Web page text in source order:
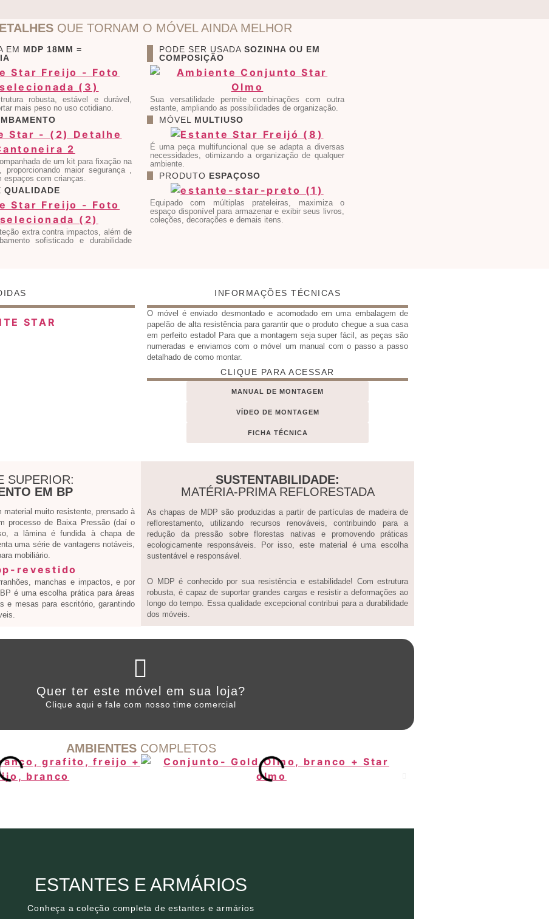
QUE TORNAM O MÓVEL AINDA MELHOR
EM MDP 18MM =
robusta, estável e durável,
mais peso no uso cotidiano.
de um kit para fixação na
proporcionando maior segurança ,
espaços com crianças.
QUALIDADE
extra contra impactos, além de
sofisticado e durabilidade
PODE SER USADA SOZINHA OU EM
COMPOSIÇÃO
Sua versatilidade permite combinações com outra
estante, ampliando as possibilidades de organização.
MÓVEL MULTIUSO
É uma peça multifuncional que se adapta a diversas
necessidades, otimizando a organização de qualquer
ambiente.
PRODUTO ESPAÇOSO
Equipado com múltiplas prateleiras, maximiza o
espaço disponível para armazenar e exibir seus livros,
coleções, decorações e demais itens.
INFORMAÇÕES TÉCNICAS
O móvel é enviado desmontado e acomodado em uma embalagem de
papelão de alta resistência para garantir que o produto chegue a sua casa
em perfeito estado! Para que a montagem seja super fácil, as peças são
numeradas e enviamos com o móvel um manual com o passo a passo
detalhado de como montar.
CLIQUE PARA ACESSAR
MANUAL DE MONTAGEM
VÍDEO DE MONTAGEM
FICHA TÉCNICA
SUPERIOR:
EM BP
muito resistente, prensado à
processo de Baixa Pressão (daí o
a lâmina é fundida à chapa de
uma série de vantagens notáveis,
mobiliário.
manchas e impactos, e por
é uma escolha prática para áreas
e mesas para escritório, garantindo
SUSTENTABILIDADE:
MATÉRIA-PRIMA REFLORESTADA
As chapas de MDP são produzidas a partir de partículas de madeira de
reflorestamento, utilizando recursos renováveis, contribuindo para a
redução da pressão sobre florestas nativas e promovendo práticas
ecologicamente responsáveis. Por isso, este material é uma escolha
sustentável e responsável.
O MDP é conhecido por sua resistência e estabilidade! Com estrutura
robusta, é capaz de suportar grandes cargas e resistir a deformações ao
longo do tempo. Essa qualidade excepcional contribui para a durabilidade
dos móveis.
Quer ter este móvel em sua loja?
Clique aqui e fale com nosso time comercial
WHATSAPP ARTANY
Clique aqui
AMBIENTESCOMPLETOS
ESTANTES E ARMÁRIOS
Conheça a coleção completa de estantes e armários
Conheça a coleção completa de estantes e armários